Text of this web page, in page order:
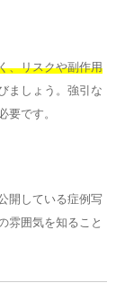
、リスクや副作用
ましょう。強引な
要です。
開している症例写
雰囲気を知ること